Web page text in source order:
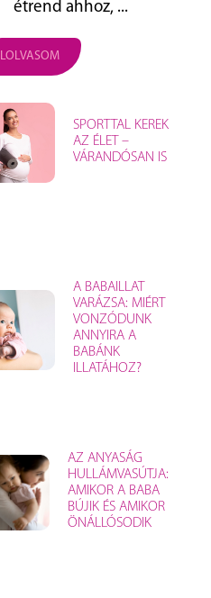
étrend ahhoz, ...
SPORTTAL KEREK
AZ ÉLET –
VÁRANDÓSAN IS
A BABAILLAT
VARÁZSA: MIÉRT
VONZÓDUNK
ANNYIRA A
BABÁNK
ILLATÁHOZ?
AZ ANYASÁG
HULLÁMVASÚTJA:
AMIKOR A BABA
BÚJIK ÉS AMIKOR
ÖNÁLLÓSODIK